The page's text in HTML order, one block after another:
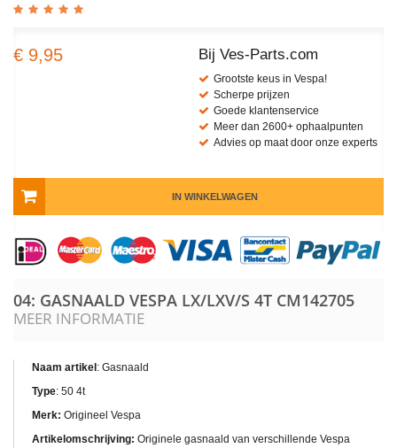
€ 9,95 Bij Ves-Parts.com
Grootste keus in Vespa!
Scherpe prijzen
Goede klantenservice
Meer dan 2600+ ophaalpunten
Advies op maat door onze experts
IN WINKELWAGEN
04: GASNAALD VESPA LX/LXV/S 4T CM142705
MEER INFORMATIE
Naam artikel : Gasnaald
Type: 50 4t
Merk: Origineel Vespa
Artikelomschrijving: Originele gasnaald van verschillende Vespa